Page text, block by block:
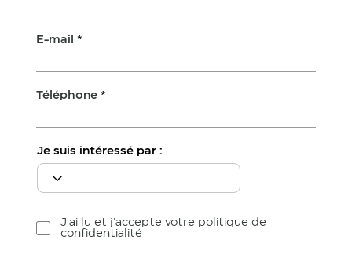
E-mail
Téléphone
Je suis intéressé par :
J'ai lu et j'accepte votre politique de
confidentialité